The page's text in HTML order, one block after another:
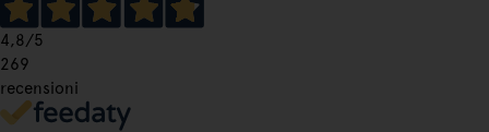
4,8/5
269
recensioni